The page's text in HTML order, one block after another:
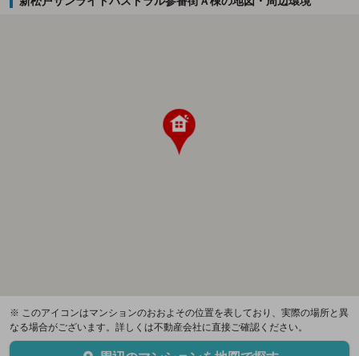
※ このアイコンはマンションのおおよその位置を表しており、実際の場所と異
なる場合がございます。詳しくは不動産会社に直接ご確認ください。